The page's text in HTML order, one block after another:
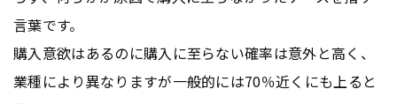
言葉です。
購入意欲はあるのに購入に至らない確率は意外と高く、
業種により異なりますが一般的には70％近くにも上ると